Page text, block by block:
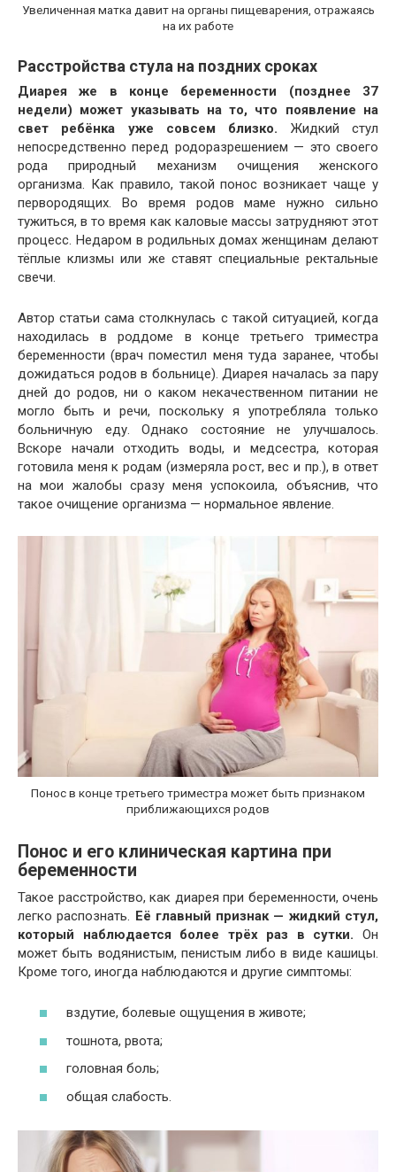
Увеличенная матка давит на органы пищеварения, отражаясь
на их работе
Расстройства стула на поздних сроках
Диарея же в конце беременности (позднее 37
недели) может указывать на то, что появление на
свет ребёнка уже совсем близко. Жидкий стул
непосредственно перед родоразрешением — это своего
рода природный механизм очищения женского
организма. Как правило, такой понос возникает чаще у
первородящих. Во время родов маме нужно сильно
тужиться, в то время как каловые массы затрудняют этот
процесс. Недаром в родильных домах женщинам делают
тёплые клизмы или же ставят специальные ректальные
свечи.
Автор статьи сама столкнулась с такой ситуацией, когда
находилась в роддоме в конце третьего триместра
беременности (врач поместил меня туда заранее, чтобы
дожидаться родов в больнице). Диарея началась за пару
дней до родов, ни о каком некачественном питании не
могло быть и речи, поскольку я употребляла только
больничную еду. Однако состояние не улучшалось.
Вскоре начали отходить воды, и медсестра, которая
готовила меня к родам (измеряла рост, вес и пр.), в ответ
на мои жалобы сразу меня успокоила, объяснив, что
такое очищение организма — нормальное явление.
Понос в конце третьего триместра может быть признаком
приближающихся родов
Понос и его клиническая картина при
беременности
Такое расстройство, как диарея при беременности, очень
легко распознать. Её главный признак — жидкий стул,
который наблюдается более трёх раз в сутки. Он
может быть водянистым, пенистым либо в виде кашицы.
Кроме того, иногда наблюдаются и другие симптомы:
вздутие, болевые ощущения в животе;
тошнота, рвота;
головная боль;
общая слабость.